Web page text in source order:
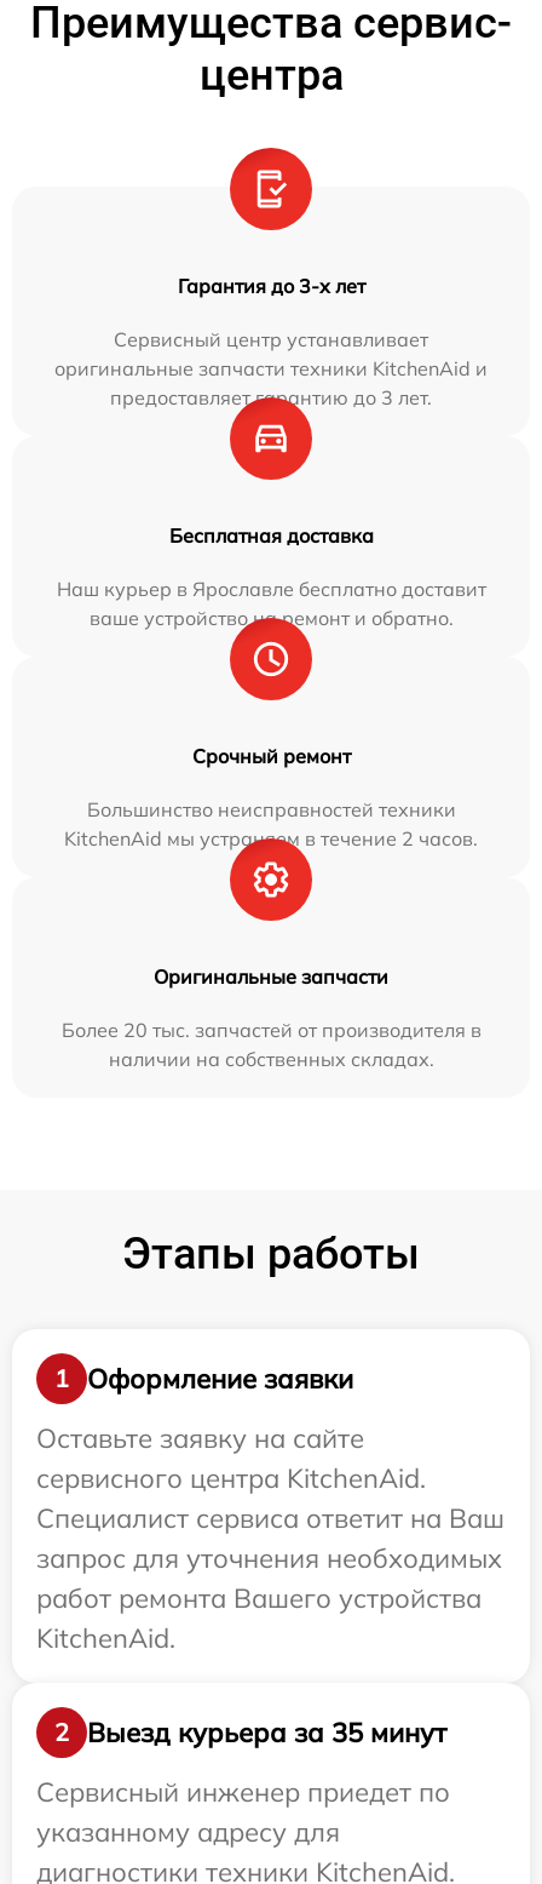
Преимущества сервис-
центра
Гарантия до 3-х лет
Сервисный центр устанавливает
оригинальные запчасти техники KitchenAid и
предоставляет гарантию до 3 лет.
Бесплатная доставка
Наш курьер в Ярославле бесплатно доставит
ваше устройство на ремонт и обратно.
Срочный ремонт
Большинство неисправностей техники
KitchenAid мы устраняем в течение 2 часов.
Оригинальные запчасти
Более 20 тыс. запчастей от производителя в
наличии на собственных складах.
Этапы работы
1
Оформление заявки
Оставьте заявку на сайте
сервисного центра KitchenAid.
Специалист сервиса ответит на Ваш
запрос для уточнения необходимых
работ ремонта Вашего устройства
KitchenAid.
2
Выезд курьера за 35 минут
Сервисный инженер приедет по
указанному адресу для
диагностики техники KitchenAid.